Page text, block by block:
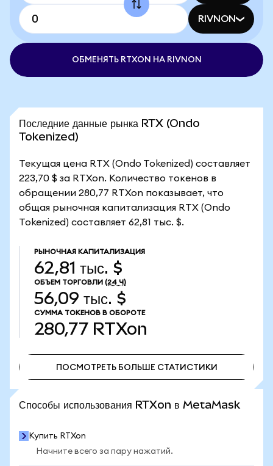
RIVNON
ОБМЕНЯТЬ RTXON НА RIVNON
Последние данные рынка RTX (Ondo
Tokenized)
Текущая цена RTX (Ondo Tokenized) составляет
223,70 $ за RTXon. Количество токенов в
обращении 280,77 RTXon показывает, что
общая рыночная капитализация RTX (Ondo
Tokenized) составляет 62,81 тыс. $.
РЫНОЧНАЯ КАПИТАЛИЗАЦИЯ
62,81 тыс. $
ОБЪЕМ ТОРГОВЛИ (24 Ч)
56,09 тыс. $
СУММА ТОКЕНОВ В ОБОРОТЕ
280,77 RTXon
ПОСМОТРЕТЬ БОЛЬШЕ СТАТИСТИКИ
Способы использования RTXon в MetaMask
Купить RTXon
Начните всего за пару нажатий.